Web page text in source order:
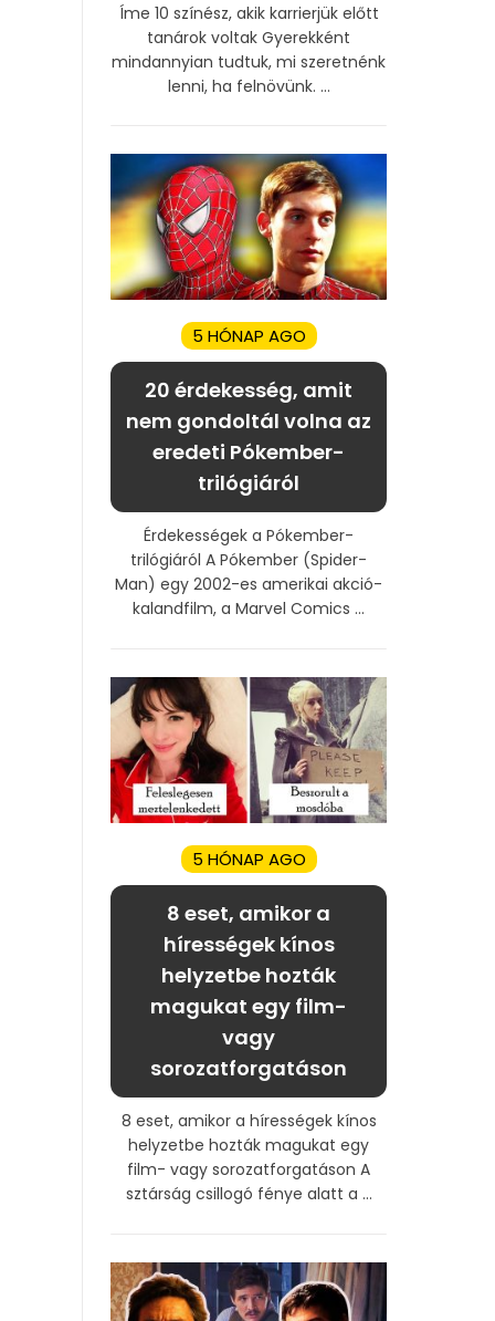
Íme 10 színész, akik karrierjük előtt
tanárok voltak Gyerekként
mindannyian tudtuk, mi szeretnénk
lenni, ha felnövünk. ...
5 HÓNAP AGO
20 érdekesség, amit
nem gondoltál volna az
eredeti Pókember-
trilógiáról
Érdekességek a Pókember-
trilógiáról A Pókember (Spider-
Man) egy 2002-es amerikai akció-
kalandfilm, a Marvel Comics ...
5 HÓNAP AGO
8 eset, amikor a
hírességek kínos
helyzetbe hozták
magukat egy film-
vagy
sorozatforgatáson
8 eset, amikor a hírességek kínos
helyzetbe hozták magukat egy
film- vagy sorozatforgatáson A
sztárság csillogó fénye alatt a ...